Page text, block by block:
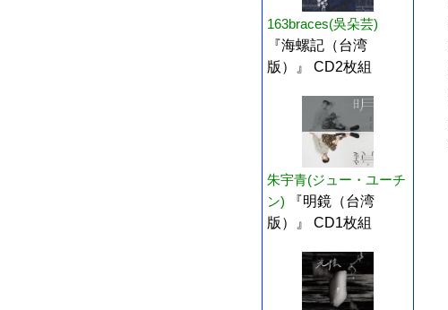
163braces(吳朵芸)
『海螺記（台湾
版）』 CD2枚組
朱宇青(ジュー・ユーチ
ン)
『明鏡（台湾
版）』 CD1枚組